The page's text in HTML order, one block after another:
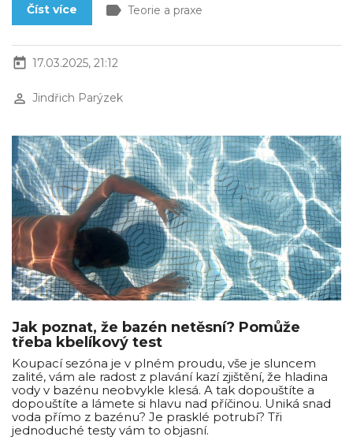
Číst více label Teorie a praxe
today 17.03.2025, 21:12
perm_identity Jindřich Parýzek
Jak poznat, že bazén netěsní? Pomůže
třeba kbelíkový test
Koupací sezóna je v plném proudu, vše je sluncem
zalité, vám ale radost z plavání kazí zjištění, že hladina
vody v bazénu neobvykle klesá. A tak dopouštíte a
dopouštíte a lámete si hlavu nad příčinou. Uniká snad
voda přímo z bazénu? Je prasklé potrubí? Tři
jednoduché testy vám to objasní.